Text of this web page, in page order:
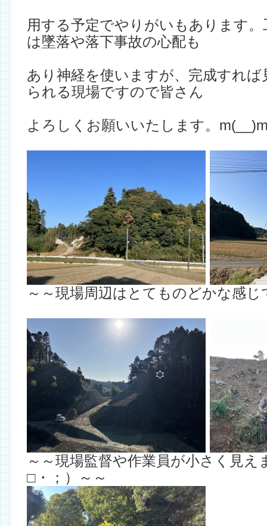
用する予定でやりがいもあります
は墜落や落下事故の心配も
あり神経を使いますが、完成すれば
られる現場ですので皆さん
よろしくお願いいたします。
～～現場周辺はとてものどかな感じ
～～現場監督や作業員が小さく見え
□・；）～～